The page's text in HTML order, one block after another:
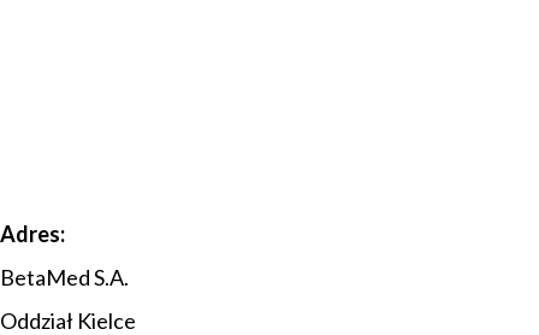
Adres:
BetaMed S.A.
Oddział Kielce